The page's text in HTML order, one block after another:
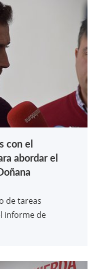
con el
abordar el
de tareas
informe de